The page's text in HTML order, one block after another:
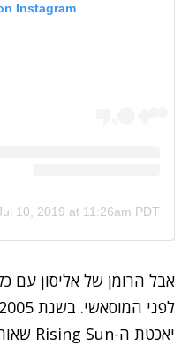
Instagram
10, 2019 at 11:26am PDT
אבל הרומן של אליסון עם
יאכטת ה-Rising Sun